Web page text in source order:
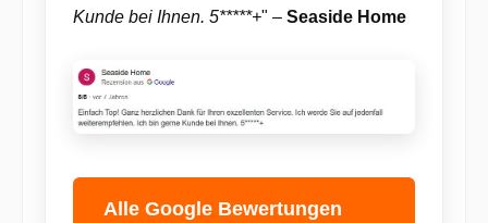
Kunde bei Ihnen. 5*****+" – Seaside Home
Alle Google Bewertungen